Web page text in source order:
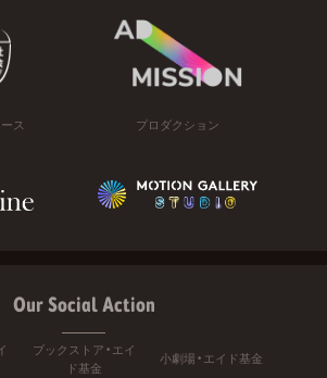
ス プロダクション
Our Social Action
ブックストア・エイ
ド基金
小劇場・エイド基金